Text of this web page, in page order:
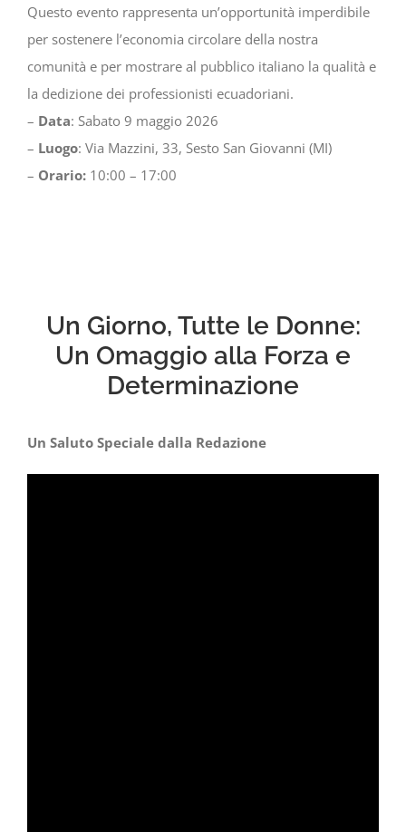
Questo evento rappresenta un’opportunità imperdibile
per sostenere l’economia circolare della nostra
comunità e per mostrare al pubblico italiano la qualità e
la dedizione dei professionisti ecuadoriani.
– Data: Sabato 9 maggio 2026
– Luogo: Via Mazzini, 33, Sesto San Giovanni (MI)
– Orario: 10:00 – 17:00
Un Giorno, Tutte le Donne:
Un Omaggio alla Forza e
Determinazione
Un Saluto Speciale dalla Redazione